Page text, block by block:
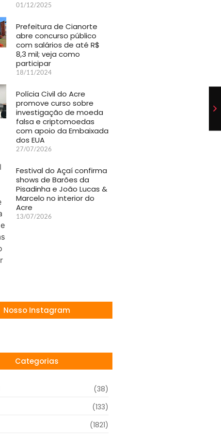
01/12/2025
Prefeitura de Cianorte
abre concurso público
com salários de até R$
8,3 mil; veja como
participar
18/11/2024
Polícia Civil do Acre
promove curso sobre
investigação de moeda
falsa e criptomoedas
com apoio da Embaixada
dos EUA
27/07/2026
Festival do Açaí confirma
shows de Barões da
Pisadinha e João Lucas &
Marcelo no interior do
Acre
13/07/2026
Nosso Instagram
Categorias
(38)
(133)
(1821)